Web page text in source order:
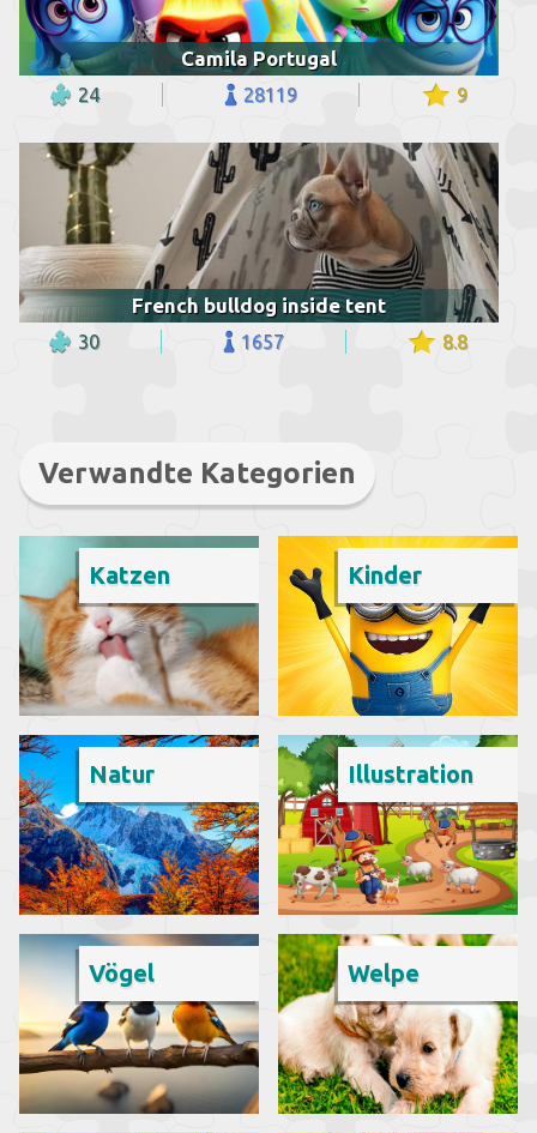
Camila Portugal
24 28119 9
French bulldog inside tent
30 1657 8.8
Verwandte Kategorien
Katzen Kinder
Natur Illustration
Vögel Welpe